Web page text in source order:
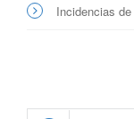
Incidencias